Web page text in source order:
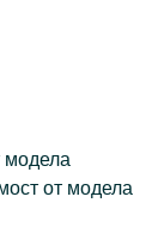
модела
от модела